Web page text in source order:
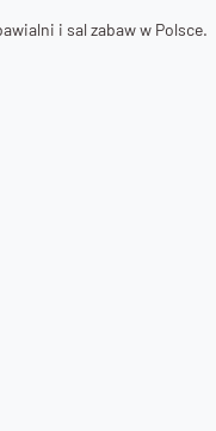
i sal zabaw w Polsce.